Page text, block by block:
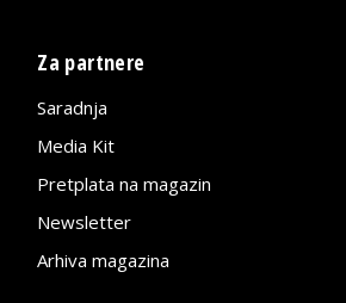
Za partnere
Saradnja
Media Kit
Pretplata na magazin
Newsletter
Arhiva magazina